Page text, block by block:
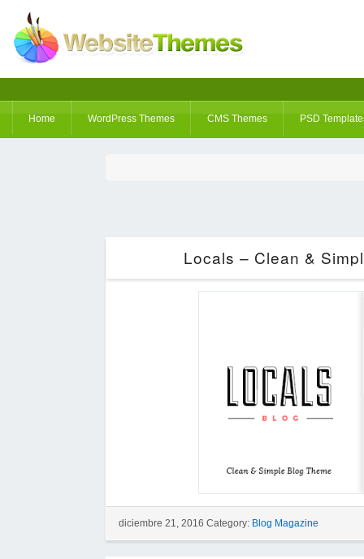
Home WordPress Themes CMS Themes PSD
Locals – Clean &
diciembre 21, 2016 Category: Blog Magazine